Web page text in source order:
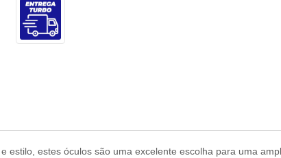
estilo, estes óculos são uma excelente escolha para uma